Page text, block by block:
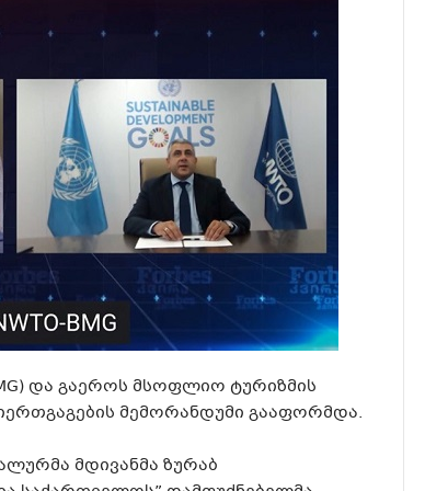
და გაეროს მსოფლიო ტურიზმის
მემორანდუმი გააფორმდა.
მდივანმა ზურაბ